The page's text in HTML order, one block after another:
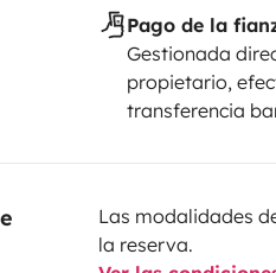
Pago de la
Gestionada
propietario,
transferencia
Las modalidades
la reserva.